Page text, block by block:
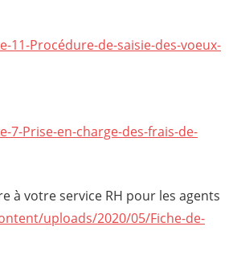
Procédure-de-saisie-des-voeux-
Prise-en-charge-des-frais-de-
à votre service RH pour les agents
uploads/2020/05/Fiche-de-